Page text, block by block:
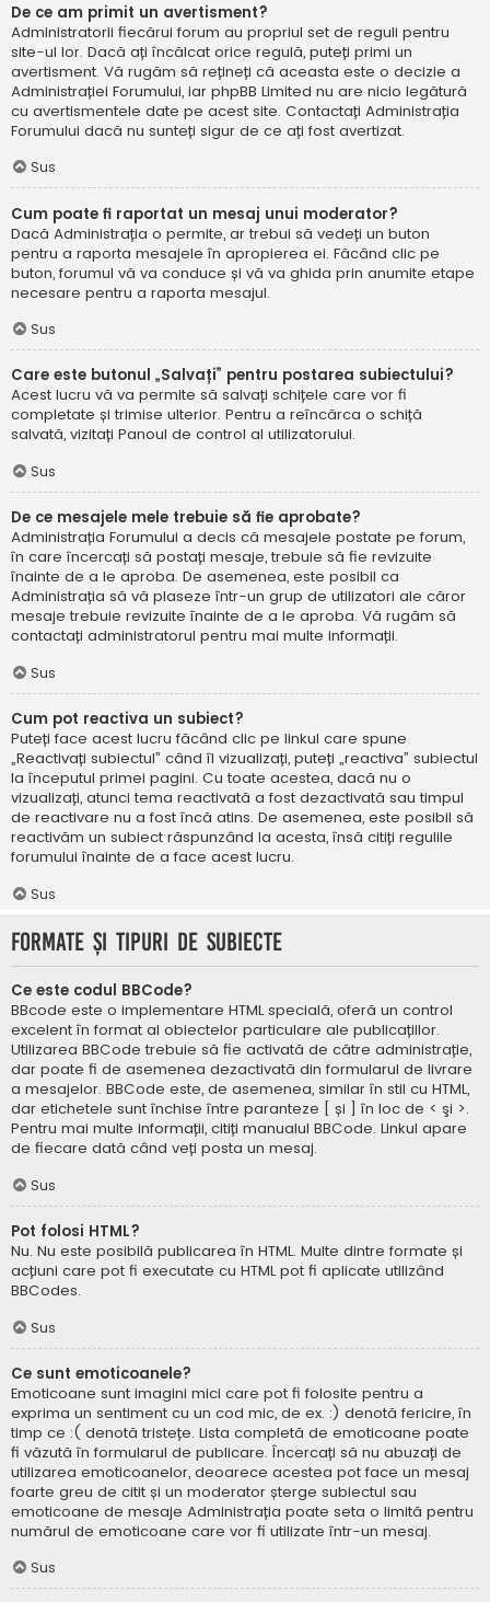
De ce am primit un avertisment?
Administratorii fiecărui forum au propriul set de reguli pentru
site-ul lor. Dacă ați încălcat orice regulă, puteți primi un
avertisment. Vă rugăm să rețineți că aceasta este o decizie a
Administrației Forumului, iar phpBB Limited nu are nicio legătură
cu avertismentele date pe acest site. Contactați Administrația
Forumului dacă nu sunteți sigur de ce ați fost avertizat.
Sus
Cum poate fi raportat un mesaj unui moderator?
Dacă Administrația o permite, ar trebui să vedeți un buton
pentru a raporta mesajele în apropierea ei. Făcând clic pe
buton, forumul vă va conduce și vă va ghida prin anumite etape
necesare pentru a raporta mesajul.
Sus
Care este butonul „Salvați” pentru postarea subiectului?
Acest lucru vă va permite să salvați schițele care vor fi
completate și trimise ulterior. Pentru a reîncărca o schiță
salvată, vizitați Panoul de control al utilizatorului.
Sus
De ce mesajele mele trebuie să fie aprobate?
Administrația Forumului a decis că mesajele postate pe forum,
în care încercați să postați mesaje, trebuie să fie revizuite
înainte de a le aproba. De asemenea, este posibil ca
Administrația să vă plaseze într-un grup de utilizatori ale căror
mesaje trebuie revizuite înainte de a le aproba. Vă rugăm să
contactați administratorul pentru mai multe informații.
Sus
Cum pot reactiva un subiect?
Puteți face acest lucru făcând clic pe linkul care spune
„Reactivați subiectul” când îl vizualizați, puteți „reactiva” subiectul
la începutul primei pagini. Cu toate acestea, dacă nu o
vizualizați, atunci tema reactivată a fost dezactivată sau timpul
de reactivare nu a fost încă atins. De asemenea, este posibil să
reactivăm un subiect răspunzând la acesta, însă citiți regulile
forumului înainte de a face acest lucru.
Sus
Formate și tipuri de subiecte
Ce este codul BBCode?
BBcode este o implementare HTML specială, oferă un control
excelent în format al obiectelor particulare ale publicațiilor.
Utilizarea BBCode trebuie să fie activată de către administrație,
dar poate fi de asemenea dezactivată din formularul de livrare
a mesajelor. BBCode este, de asemenea, similar în stil cu HTML,
dar etichetele sunt închise între paranteze [ și ] în loc de < şi >.
Pentru mai multe informații, citiți manualul BBCode. Linkul apare
de fiecare dată când veți posta un mesaj.
Sus
Pot folosi HTML?
Nu. Nu este posibilă publicarea în HTML. Multe dintre formate și
acțiuni care pot fi executate cu HTML pot fi aplicate utilizând
BBCodes.
Sus
Ce sunt emoticoanele?
Emoticoane sunt imagini mici care pot fi folosite pentru a
exprima un sentiment cu un cod mic, de ex. :) denotă fericire, în
timp ce :( denotă tristețe. Lista completă de emoticoane poate
fi văzută în formularul de publicare. Încercați să nu abuzați de
utilizarea emoticoanelor, deoarece acestea pot face un mesaj
foarte greu de citit și un moderator șterge subiectul sau
emoticoane de mesaje Administrația poate seta o limită pentru
numărul de emoticoane care vor fi utilizate într-un mesaj.
Sus